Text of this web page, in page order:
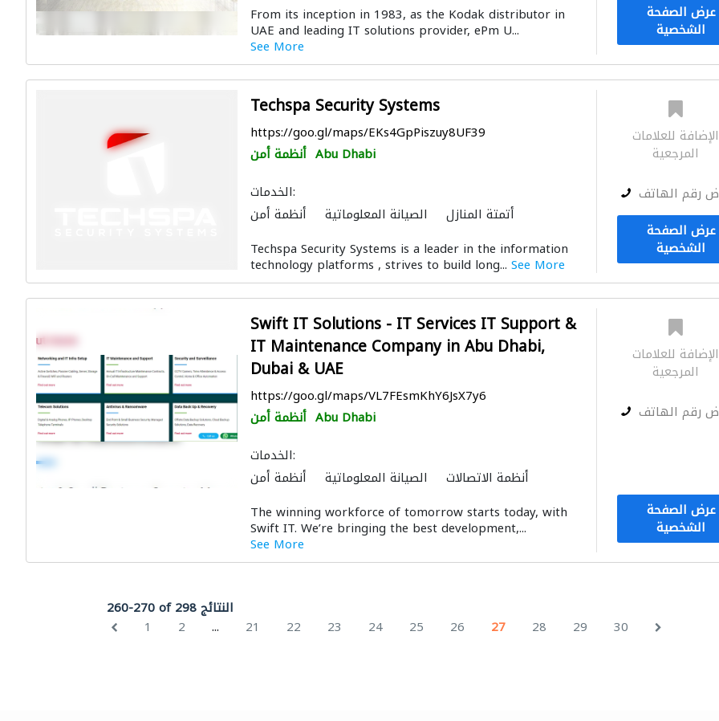
From its inception in 1983, as the Kodak distributor in
UAE and leading IT solutions provider, ePm U...
See More
عرض الصفحة
الشخصية
Techspa Security Systems
https://goo.gl/maps/EKs4GpPiszuy8UF39
أنظمة أمن Abu Dhabi
الخدمات:
أنظمة أمن
الصيانة المعلوماتية أتمتة المنازل
أنظمة الطاقة الشمسية المنزلية
Techspa Security Systems is a leader in the information
technology platforms , strives to build long... See More
الإضافة للعلامات
المرجعية
رقم الهاتف
عرض الصفحة
الشخصية
Swift IT Solutions - IT Services IT Support &
IT Maintenance Company in Abu Dhabi,
Dubai & UAE
https://goo.gl/maps/VL7FEsmKhY6JsX7y6
أنظمة أمن Abu Dhabi
الخدمات:
أنظمة أمن
الصيانة المعلوماتية
أنظمة الاتصالات
The winning workforce of tomorrow starts today, with
Swift IT. We’re bringing the best development,...
See More
الإضافة للعلامات
المرجعية
رقم الهاتف
عرض الصفحة
الشخصية
260-270 of 298 النتائج
1
2 ... 21 22 23 24 25 26 27 28 29 30